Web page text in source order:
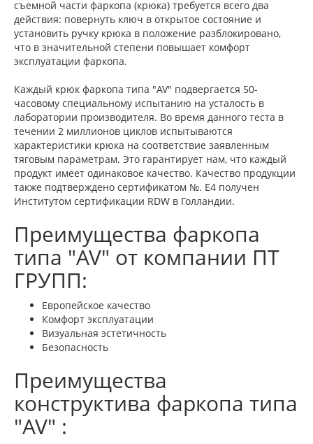
съемной части фаркопа (крюка) требуется всего два
действия: повернуть ключ в открытое состояние и
установить ручку крюка в положение разблокировано,
что в значительной степени повышает комфорт
эксплуатации фаркопа.
Каждый крюк фаркопа типа "AV" подвергается 50-
часовому специальному испытанию на усталость в
лаборатории производителя. Во время данного теста в
течении 2 миллионов циклов испытываются
характеристики крюка на соответствие заявленным
тяговым параметрам. Это гарантирует нам, что каждый
продукт имеет одинаковое качество. Качество продукции
также подтверждено сертификатом №. E4 получен
Институтом сертификации RDW в Голландии.
Преимущества фаркопа
типа "AV" от компании ПТ
ГРУПП:
Европейское качество
Комфорт эксплуатации
Визуальная эстетичность
Безопасность
Преимущества
конструктива фаркопа типа
"AV" :